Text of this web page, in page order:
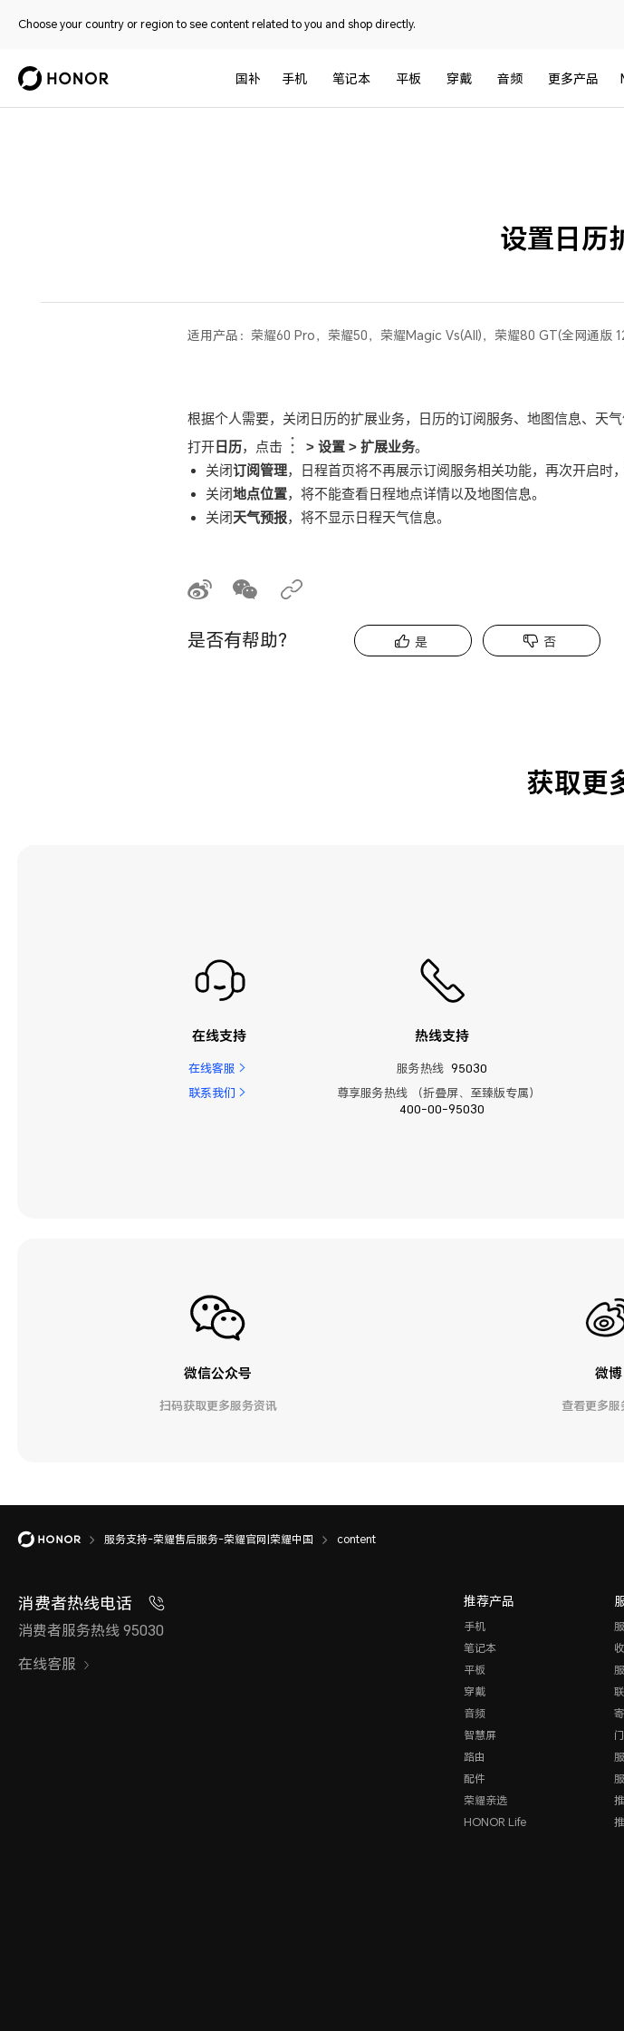
Choose your country or region to see content related to you and shop directly.
国补 手机 笔记本 平板 穿戴 音频 更多产品
设置日历
适用产品：
根据个人需要，关闭日历的扩展业务，日历的订阅服务、地图信息、天气
打开日历，点击 > 设置> 扩展业务。
关闭订阅管理，日程首页将不再展示订阅服务相关功能，再次开启时
关闭地点位置，将不能查看日程地点详情以及地图信息。
关闭天气预报，将不显示日程天气信息。
是否有帮助？ 是 否
获取更
在线支持
在线客服
联系我们
热线支持
服务热线 95030
尊享服务热线 （折叠屏、至臻版专属）
400-00-95030
微信公众号
扫码获取更多服务资讯
微博
查看更多服
服务支持-荣耀售后服务-荣耀官网|荣耀中国 content
消费者热线电话
消费者服务热线 95030
在线客服
推荐产品
手机
笔记本
平板
穿戴
音频
智慧屏
路由
配件
荣耀亲选
HONOR Life